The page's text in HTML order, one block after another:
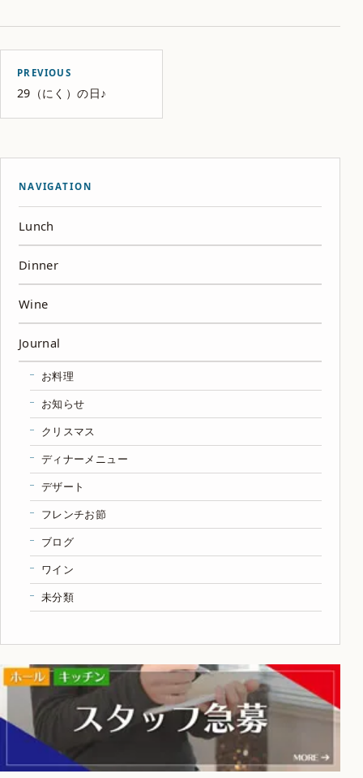
PREVIOUS
29（にく）の日♪
NAVIGATION
Lunch
Dinner
Wine
Journal
お料理
お知らせ
クリスマス
ディナーメニュー
デザート
フレンチお節
ブログ
ワイン
未分類